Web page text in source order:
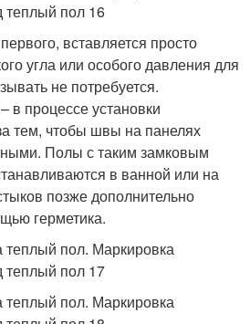
вставляется просто
угла или особого давления для
не потребуется.
в процессе установки
тем, чтобы швы на панелях
Полы с таким замковым
в ванной или на
позже дополнительно
герметика.